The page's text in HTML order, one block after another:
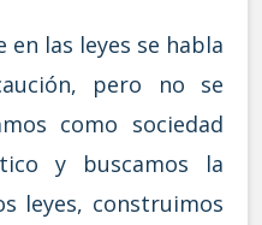
las leyes se habla
pero no se
como sociedad
y buscamos la
leyes, construimos